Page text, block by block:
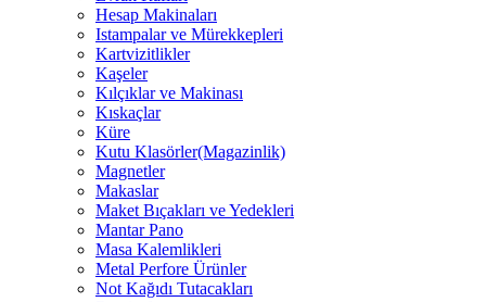
Hesap Makinaları
Istampalar ve Mürekkepleri
Kartvizitlikler
Kaşeler
Kılçıklar ve Makinası
Kıskaçlar
Küre
Kutu Klasörler(Magazinlik)
Magnetler
Makaslar
Maket Bıçakları ve Yedekleri
Mantar Pano
Masa Kalemlikleri
Metal Perfore Ürünler
Not Kağıdı Tutacakları